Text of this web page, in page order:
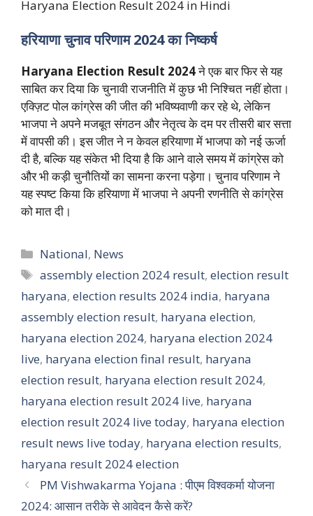
Haryana Election Result 2024 in Hindi
हरियाणा चुनाव परिणाम 2024 का निष्कर्ष
Haryana Election Result 2024ने एक बार फिर से यह
साबित कर दिया कि चुनावी राजनीति में कुछ भी निश्चित नहीं होता।
एक्ज़िट पोल कांग्रेस की जीत की भविष्यवाणी कर रहे थे, लेकिन
भाजपा ने अपने मजबूत संगठन और नेतृत्व के दम पर तीसरी बार सत्ता
में वापसी की। इस जीत ने न केवल हरियाणा में भाजपा को नई ऊर्जा
दी है, बल्कि यह संकेत भी दिया है कि आने वाले समय में कांग्रेस को
और भी कड़ी चुनौतियों का सामना करना पड़ेगा। चुनाव परिणाम ने
यह स्पष्ट किया कि हरियाणा में भाजपा ने अपनी रणनीति से कांग्रेस
को मात दी।
Categories
National, News
Tags
assembly election 2024 result,election result
haryana, election results 2024 india, haryana
assembly election result, haryana election,
haryana election 2024, haryana election 2024
live, haryana election final result, haryana
election result, haryana election result 2024,
haryana election result 2024 live, haryana
election result 2024 live today, haryana election
result news live today, haryana election results,
haryana result 2024 election
PM Vishwakarma Yojana : पीएम विश्वकर्मा योजना
2024: आसान तरीके से आवेदन कैसे करें?